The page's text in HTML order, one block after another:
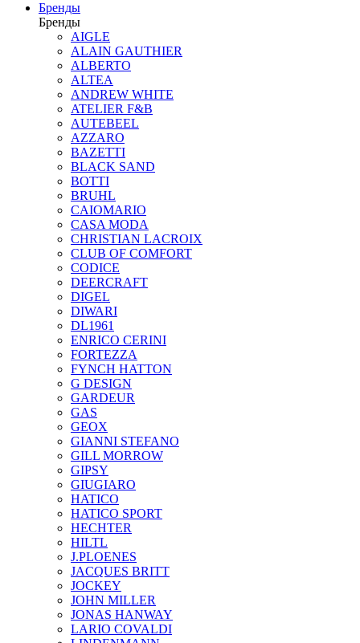
Бренды
Бренды
AIGLE
ALAIN GAUTHIER
ALBERTO
ALTEA
ANDREW WHITE
ATELIER F&B
AUTEBEEL
AZZARO
BAZETTI
BLACK SAND
BOTTI
BRUHL
CAIOMARIO
CASA MODA
CHRISTIAN LACROIX
CLUB OF COMFORT
CODICE
DEERCRAFT
DIGEL
DIWARI
DL1961
ENRICO CERINI
FORTEZZA
FYNCH HATTON
G DESIGN
GARDEUR
GAS
GEOX
GIANNI STEFANO
GILL MORROW
GIPSY
GIUGIARO
HATICO
HATICO SPORT
HECHTER
HILTL
J.PLOENES
JAСQUES BRITT
JOCKEY
JOHN MILLER
JONAS HANWAY
LARIO COVALDI